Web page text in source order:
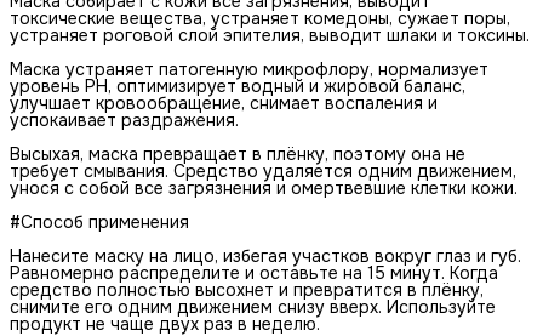
токсические вещества, устраняет комедоны, сужает поры,
устраняет роговой слой эпителия, выводит шлаки и токсины.
Маска устраняет патогенную микрофлору, нормализует
уровень РН, оптимизирует водный и жировой баланс,
улучшает кровообращение, снимает воспаления и
успокаивает раздражения.
Высыхая, маска превращает в плёнку, поэтому она не
требует смывания. Средство удаляется одним движением,
унося с собой все загрязнения и омертвевшие клетки кожи.
#Способ применения
Нанесите маску на лицо, избегая участков вокруг глаз и губ.
Равномерно распределите и оставьте на 15 минут. Когда
средство полностью высохнет и превратится в плёнку,
снимите его одним движением снизу вверх. Используйте
продукт не чаще двух раз в неделю.